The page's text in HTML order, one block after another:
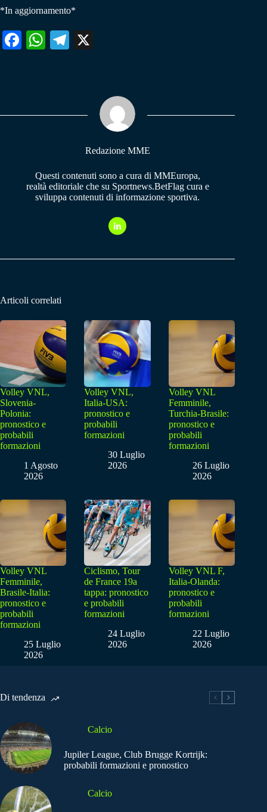
*In aggiornamento*
Fa W
pp
Te
m
Redazione MME
Questi contenuti sono a cura di MMEuropa,
realtà editoriale che su Sportnews.BetFlag cura e
sviluppa contenuti di informazione sportiva.
Articoli correlati
Volley VNL,
Slovenia-
Polonia:
pronostico e
probabili
formazioni
1 Agosto
2026
Volley VNL,
Italia-USA:
pronostico e
probabili
formazioni
30 Luglio
2026
Volley VNL
Femminile,
Turchia-Brasile:
pronostico e
probabili
formazioni
26 Luglio
2026
Volley VNL
Femminile,
Brasile-Italia:
pronostico e
probabili
formazioni
25 Luglio
2026
Ciclismo, Tour
de France 19a
tappa: pronostico
e probabili
formazioni
24 Luglio
2026
Volley VNL F,
Italia-Olanda:
pronostico e
probabili
formazioni
22 Luglio
2026
Di tendenza
Calcio
Jupiler League, Club Brugge Kortrijk:
probabili formazioni e pronostico
Calcio